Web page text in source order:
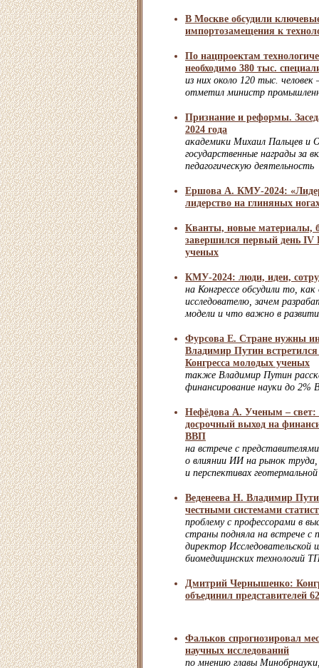
В Москве обсудили
импортозамещения к
По нацпроектам
необходимо 380 тыс.
из них около 120 тыс.
отметил министр
Признание и реформы.
2024 года
академики Михаил Пальцев и
государственные награды за
педагогическую деятельность
Ершова А. КМУ-2024:
лидерство на глиняных
Кванты, новые материалы,
завершился первый день IV
ученых
КМУ-2024: люди, идеи,
на Конгрессе обсудили то,
исследователю, зачем
модели и что важно в
Фурсова Е. Стране нужны
Владимир Путин
Конгресса молодых ученых
также Владимир Путин
финансирование науки до 2%
Нефёдова А. Ученым – свет:
досрочный выход на
ВВП
на встрече с
о влиянии ИИ на рынок
и перспективах
Веденеева Н. Владимир
честными системами
проблему с профессорами в
страны подняла на встрече с
директор Исследовательской
биомедицинских технологий
Дмитрий Чернышенко:
объединил представителей
Фальков спрогнозировал
научных исследований
по мнению главы